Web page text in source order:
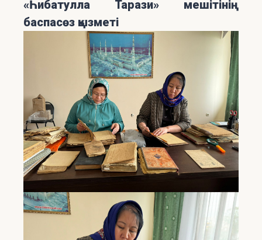
«Һибатулла Тарази» мешітінің
баспасөз қызметі